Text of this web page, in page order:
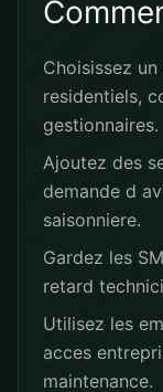
Choisissez
residentiels,
gestionnaires.
Ajoutez des
demande d
saisonniere.
Gardez les
retard
Utilisez les
acces
maintenance.